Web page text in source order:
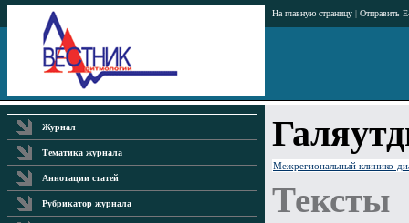
На главную страницу | Отправить
Журнал
Тематика журнала
Аннотации статей
Рубрикатор журнала
Межрегиональный клинико-
Тексты